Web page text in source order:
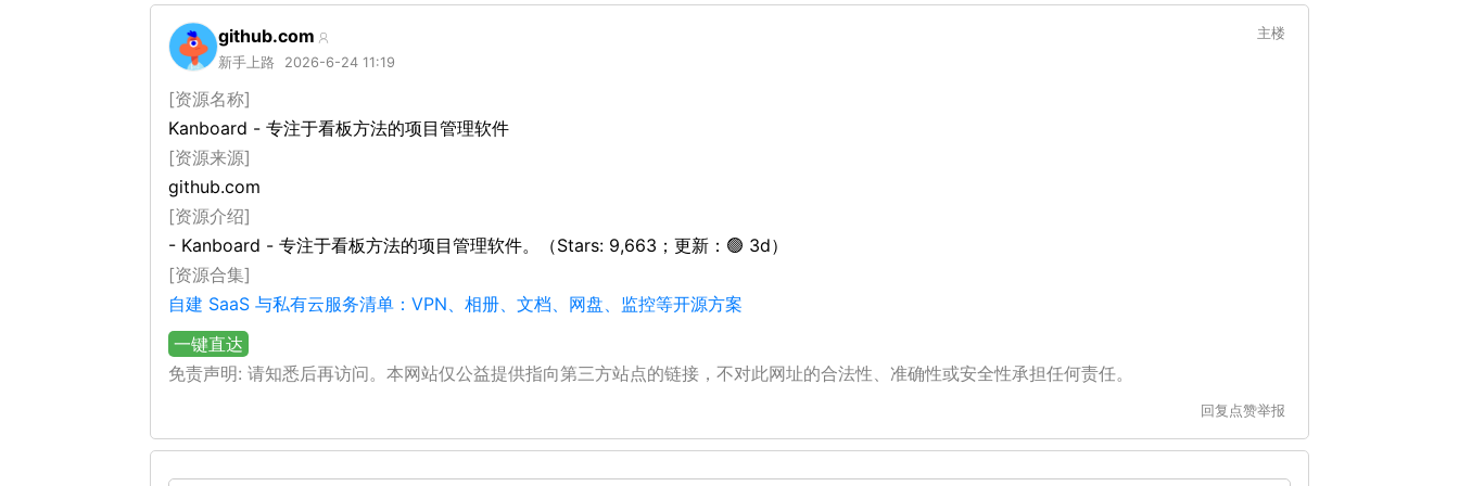
github.com
新手上路 2026-6-24 11:19
主楼
[资源名称]
Kanboard - 专注于看板方法的项目管理软件
[资源来源]
github.com
[资源介绍]
- Kanboard - 专注于看板方法的项目管理软件。（Stars: 9,663；更新：🟢 3d）
[资源合集]
自建 SaaS 与私有云服务清单：VPN、相册、文档、网盘、监控等开源方案
一键直达
免责声明: 请知悉后再访问。本网站仅公益提供指向第三方站点的链接，不对此网址的合法性、准确性或安全性承担任何责任。
回复 点赞举报